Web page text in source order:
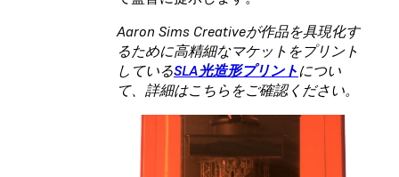
Aaron Sims Creativeが作品を具現化す
るために高精細なマケットをプリント
しているSLA光造形プリント につい
て、詳細はこちらをご確認ください。